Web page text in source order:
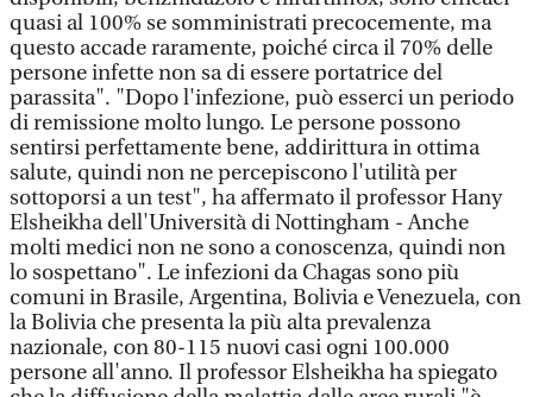
quasi al 100% se somministrati precocemente, ma
questo accade raramente, poiché circa il 70% delle
persone infette non sa di essere portatrice del
parassita". "Dopo l'infezione, può esserci un periodo
di remissione molto lungo. Le persone possono
sentirsi perfettamente bene, addirittura in ottima
salute, quindi non ne percepiscono l'utilità per
sottoporsi a un test", ha affermato il professor Hany
Elsheikha dell'Università di Nottingham - Anche
molti medici non ne sono a conoscenza, quindi non
lo sospettano". Le infezioni da Chagas sono più
comuni in Brasile, Argentina, Bolivia e Venezuela, con
la Bolivia che presenta la più alta prevalenza
nazionale, con 80-115 nuovi casi ogni 100.000
persone all'anno. Il professor Elsheikha ha spiegato